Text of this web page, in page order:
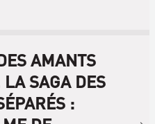
AMANTS
SAGA DES
: